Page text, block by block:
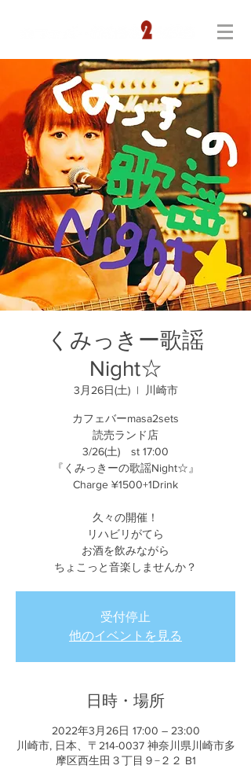
くみっきー歌謡
Night☆
3月26日(土)
  |
川崎市
カフェバーmasa2sets
読売ランド店
3/26(土) st 17:00
『くみっきーの歌謡Night☆』
Charge ¥1500+1Drink
久々の開催！
リハビリがてら
お酒を飲みながら
ちょこっと音楽しませんか？
受付停止
他のイベントを見る
日時・場所
2022年3月26日 17:00 – 23:00
川崎市, 日本、〒214-0037 神奈川県川崎市多
摩区西生田３丁目９−２２ B1